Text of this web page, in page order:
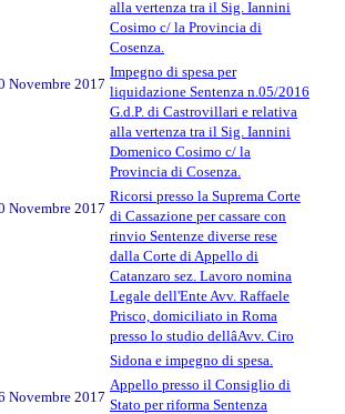
alla vertenza tra il Sig. Iannini
Cosimo c/ la Provincia di
Cosenza.
Novembre 2017
Impegno di spesa per
liquidazione Sentenza n.05/2016
G.d.P. di Castrovillari e relativa
alla vertenza tra il Sig. Iannini
Domenico Cosimo c/ la
Provincia di Cosenza.
Novembre 2017
Ricorsi presso la Suprema Corte
di Cassazione per cassare con
rinvio Sentenze diverse rese
dalla Corte di Appello di
Catanzaro sez. Lavoro nomina
Legale dell'Ente Avv. Raffaele
Prisco, domiciliato in Roma
presso lo studio dellâAvv. Ciro
Sidona e impegno di spesa.
Novembre 2017
Appello presso il Consiglio di
Stato per riforma Sentenza